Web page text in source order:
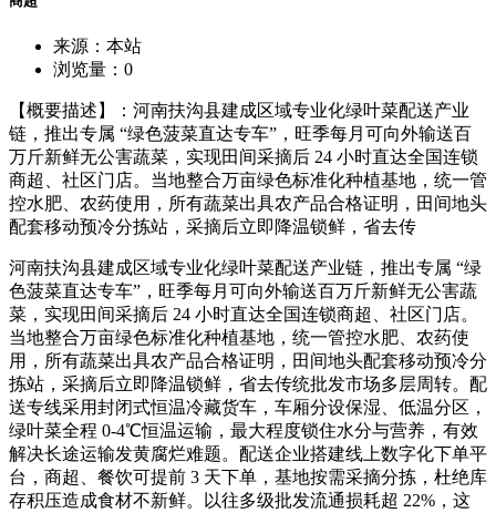
来源：本站
浏览量： 0
【概要描述】：河南扶沟县建成区域专业化绿叶菜配送产业
链，推出专属 “绿色菠菜直达专车”，旺季每月可向外输送百
万斤新鲜无公害蔬菜，实现田间采摘后 24 小时直达全国连锁
商超、社区门店。当地整合万亩绿色标准化种植基地，统一管
控水肥、农药使用，所有蔬菜出具农产品合格证明，田间地头
配套移动预冷分拣站，采摘后立即降温锁鲜，省去传
河南扶沟县建成区域专业化绿叶菜配送产业链，推出专属 “绿
色菠菜直达专车”，旺季每月可向外输送百万斤新鲜无公害蔬
菜，实现田间采摘后 24 小时直达全国连锁商超、社区门店。
当地整合万亩绿色标准化种植基地，统一管控水肥、农药使
用，所有蔬菜出具农产品合格证明，田间地头配套移动预冷分
拣站，采摘后立即降温锁鲜，省去传统批发市场多层周转。配
送专线采用封闭式恒温冷藏货车，车厢分设保湿、低温分区，
绿叶菜全程 0-4℃恒温运输，最大程度锁住水分与营养，有效
解决长途运输发黄腐烂难题。配送企业搭建线上数字化下单平
台，商超、餐饮可提前 3 天下单，基地按需采摘分拣，杜绝库
存积压造成食材不新鲜。以往多级批发流通损耗超 22%，这